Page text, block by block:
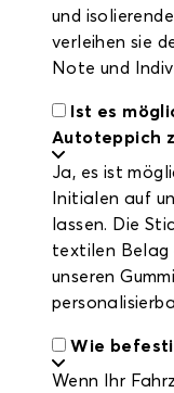
und
verleihen sie
Note und
Ist es
Autoteppich
Ja, es ist
Initialen auf
lassen. Die
textilen Belag
unseren
Wie
Wenn Ihr